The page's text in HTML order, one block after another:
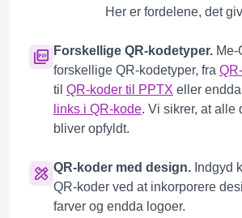
Her er fordelene, det
Forskellige QR-kodetyper. Me-
forskellige QR-kodetyper, fra
til QR-koder til PPTX eller
links i QR-kode. Vi sikrer, at alle
bliver opfyldt.
QR-koder med design. Indgyd
QR-koder ved at inkorporere
farver og endda logoer.